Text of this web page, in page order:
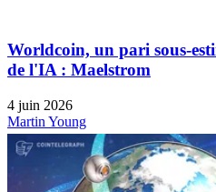
Worldcoin, un pari sous-
de l'IA : Maelstrom
4 juin 2026
Martin Young